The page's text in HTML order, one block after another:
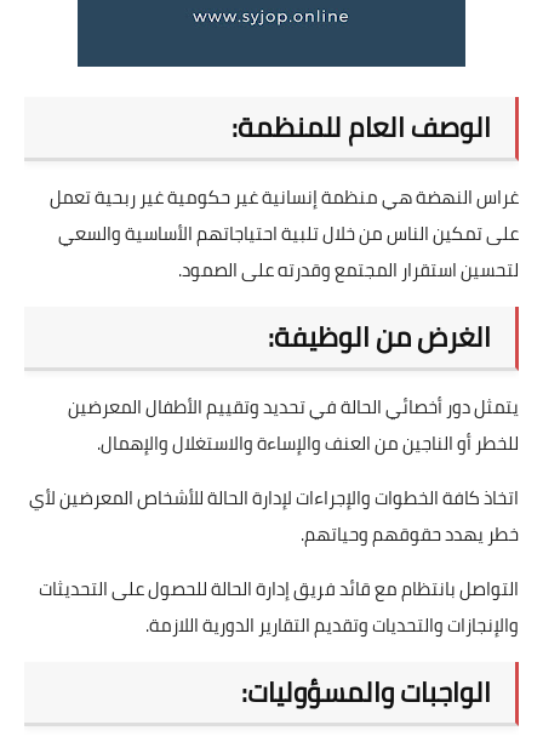
الوصف العام للمنظمة:
غراس النهضة هي منظمة إنسانية غير حكومية غير ربحية تعمل
على تمكين الناس من خلال تلبية احتياجاتهم الأساسية والسعي
لتحسين استقرار المجتمع وقدرته على الصمود.
الغرض من الوظيفة:
يتمثل دور أخصائي الحالة في تحديد وتقييم الأطفال المعرضين
للخطر أو الناجين من العنف والإساءة والاستغلال والإهمال.
اتخاذ كافة الخطوات والإجراءات لإدارة الحالة للأشخاص المعرضين لأي
خطر يهدد حقوقهم وحياتهم.
التواصل بانتظام مع قائد فريق إدارة الحالة للحصول على التحديثات
والإنجازات والتحديات وتقديم التقارير الدورية اللازمة.
الواجبات والمسؤوليات: